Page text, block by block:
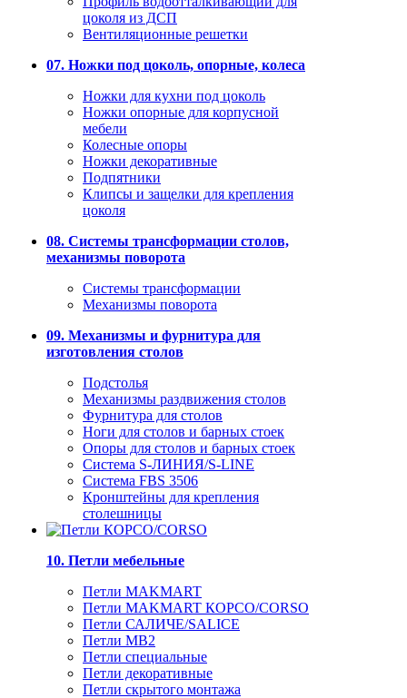
цоколя из ДСП
Вентиляционные решетки
07. Ножки под цоколь, опорные, колеса
Ножки для кухни под цоколь
Ножки опорные для корпусной
мебели
Колесные опоры
Ножки декоративные
Подпятники
Клипсы и защелки для крепления
цоколя
08. Системы трансформации столов,
механизмы поворота
Системы трансформации
Механизмы поворота
09. Механизмы и фурнитура для
изготовления столов
Подстолья
Механизмы раздвижения столов
Фурнитура для столов
Ноги для столов и барных стоек
Опоры для столов и барных стоек
Система S-ЛИНИЯ/S-LINE
Система FBS 3506
Кронштейны для крепления
столешницы
10. Петли мебельные
Петли MAKMART
Петли MAKMART КОРСО/CORSO
Петли САЛИЧЕ/SALICE
Петли MB2
Петли специальные
Петли декоративные
Петли скрытого монтажа